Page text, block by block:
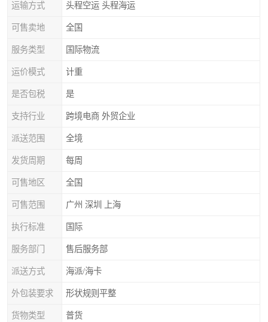
运输方式 头程空运 头程海运
可售卖地 全国
服务类型 国际物流
运价模式 计重
是否包税 是
支持行业 跨境电商 外贸企业
派送范围 全境
发货周期 每周
可售地区 全国
可售范围 广州 深圳 上海
执行标准 国际
服务部门 售后服务部
派送方式 海派/海卡
外包装要求 形状规则平整
货物类型 普货